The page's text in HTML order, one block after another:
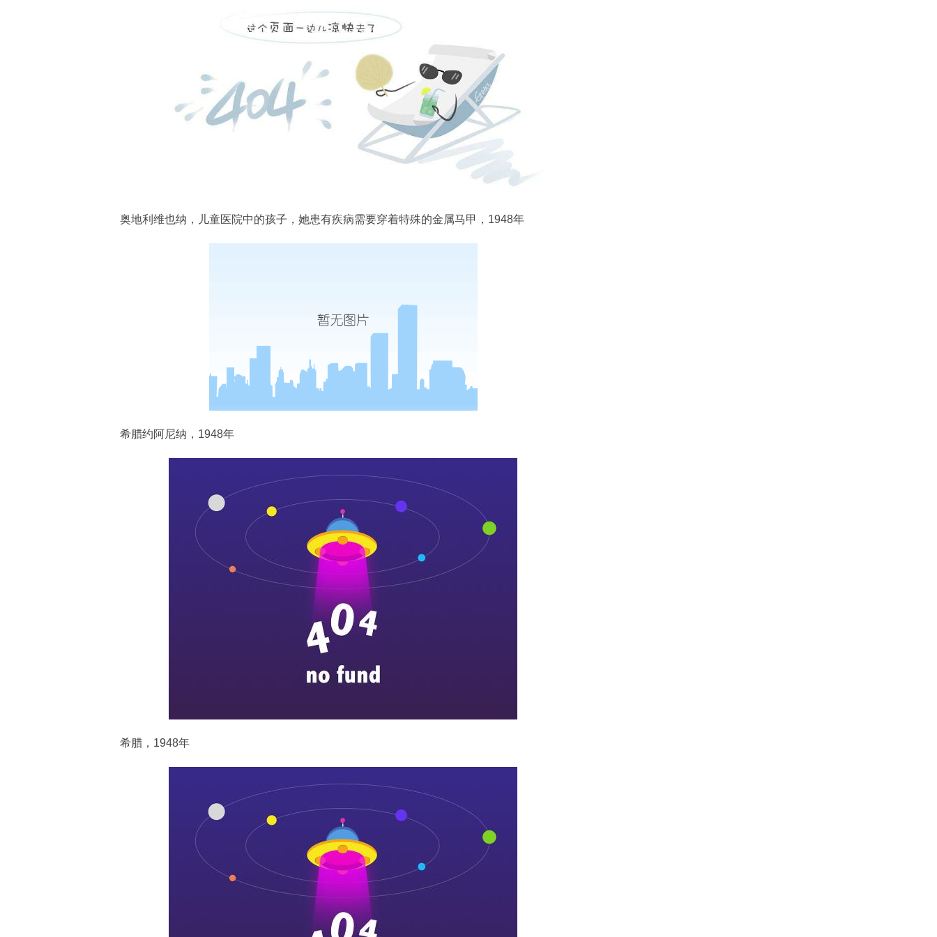
奥地利维也纳，儿童医院中的孩子，她患有疾病需要穿着特殊的金属马甲，1948年
希腊约阿尼纳，1948年
希腊，1948年